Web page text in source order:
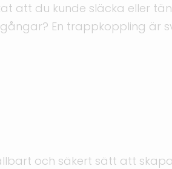
att du kunde släcka eller
En trappkoppling är
och säkert sätt att